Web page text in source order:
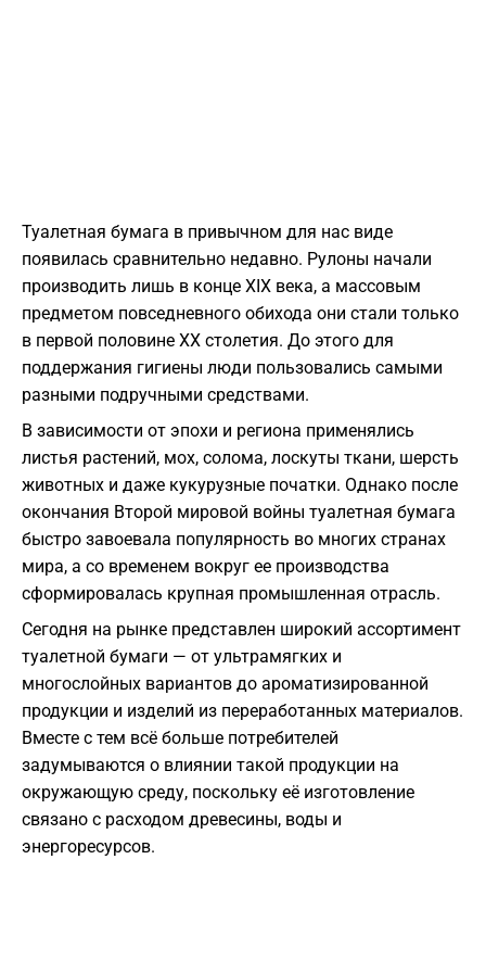
Туалетная бумага в привычном для нас виде
появилась сравнительно недавно. Рулоны начали
производить лишь в конце XIX века, а массовым
предметом повседневного обихода они стали только
в первой половине XX столетия. До этого для
поддержания гигиены люди пользовались самыми
разными подручными средствами.
В зависимости от эпохи и региона применялись
листья растений, мох, солома, лоскуты ткани, шерсть
животных и даже кукурузные початки. Однако после
окончания Второй мировой войны туалетная бумага
быстро завоевала популярность во многих странах
мира, а со временем вокруг ее производства
сформировалась крупная промышленная отрасль.
Сегодня на рынке представлен широкий ассортимент
туалетной бумаги — от ультрамягких и
многослойных вариантов до ароматизированной
продукции и изделий из переработанных материалов.
Вместе с тем всё больше потребителей
задумываются о влиянии такой продукции на
окружающую среду, поскольку её изготовление
связано с расходом древесины, воды и
энергоресурсов.